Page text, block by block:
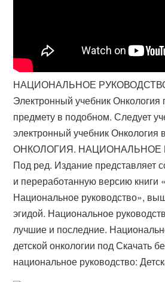
НАЦИОНАЛЬНОЕ
Электронный учебник Онкология
предмету в подобном. Следует
электронный учебник Онкология
ОНКОЛОГИЯ. НАЦИОНАЛЬНОЕ
Под ред. Издание представляет
и переработанную версию книги
Национальное руководство»,
эгидой. Национальное
лучшие и последние.
детской онкологии под Скачать
национальное руководство: